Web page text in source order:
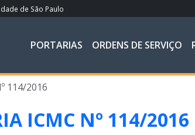
de São Paulo
PORTARIAS ORDENS DE SERVIÇO
114/2016
ICMC Nº 114/2016